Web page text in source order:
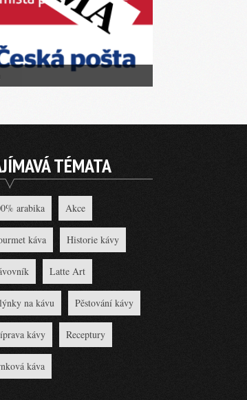
TÉMATA
arabika Akce
káva Historie kávy
Latte Art
na kávu Pěstování kávy
kávy Receptury
káva